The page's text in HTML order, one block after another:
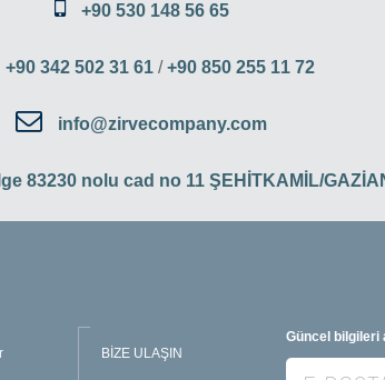
+90 530 148 56 65
+90 342 502 31 61/+90 850 255 11 72
info@zirvecompany.com
83230 nolu cad no 11 ŞEHİTKAMİL/
BİZE ULAŞIN
Güncel bilgileri